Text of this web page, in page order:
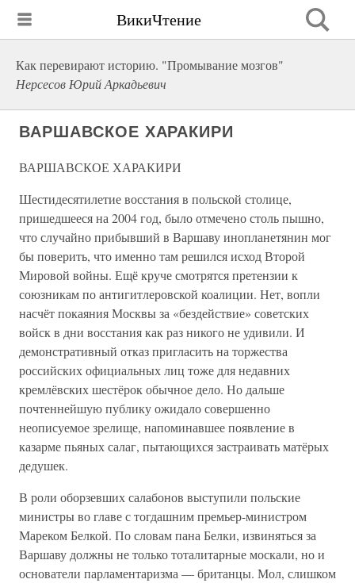
ВикиЧтение
Как перевирают историю. "Промывание мозгов"
Нерсесов Юрий Аркадьевич
ВАРШАВСКОЕ ХАРАКИРИ
ВАРШАВСКОЕ ХАРАКИРИ
Шестидесятилетие восстания в польской столице,
пришедшееся на 2004 год, было отмечено столь пышно,
что случайно прибывший в Варшаву инопланетянин мог
бы поверить, что именно там решился исход Второй
Мировой войны. Ещё круче смотрятся претензии к
союзникам по антигитлеровской коалиции. Нет, вопли
насчёт покаяния Москвы за «бездействие» советских
войск в дни восстания как раз никого не удивили. И
демонстративный отказ пригласить на торжества
российских официальных лиц тоже для недавних
кремлёвских шестёрок обычное дело. Но дальше
почтеннейшую публику ожидало совершенно
неописуемое зрелище, напоминавшее появление в
казарме пьяных салаг, пытающихся застраивать матёрых
дедушек.
В роли оборзевших салабонов выступили польские
министры во главе с тогдашним премьер-министром
Мареком Белкой. По словам пана Белки, извиняться за
Варшаву должны не только тоталитарные москали, но и
основатели парламентаризма — британцы. Мол, слишком